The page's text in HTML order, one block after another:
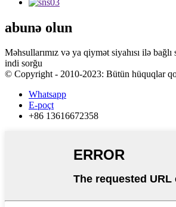
abunə olun
Məhsullarımız və ya qiymət siyahısı ilə
indi sorğu
© Copyright - 2010-2023: Bütün hüquqlar
Whatsapp
E-poçt
+86 13616672358